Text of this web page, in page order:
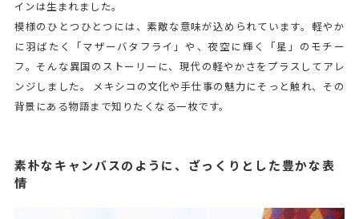
インは生まれました。
模様のひとつひとつには、素敵な意味が込められています。軽やか
に羽ばたく「マザーバタフライ」や、夜空に輝く「星」のモチー
フ。そんな異国のストーリーに、現代の軽やかさをプラスしてアレ
ンジしました。 メキシコの文化や手仕事の魅力にそっと触れ、その
背景にある物語まで知りたくなる一枚です。
素朴なキャンバスのように、ざっくりとした豊かな表
情